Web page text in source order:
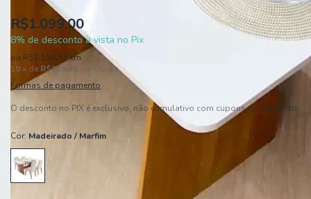
R$1.099,00
8% de desconto à vista no Pix
ou R$1.194,57em
10x de R$119,46 sem juros
Formas de pagamento
O desconto no PIX é exclusivo, não cumulativo com cupons de desconto.
Cor: Madeirado / Marfim